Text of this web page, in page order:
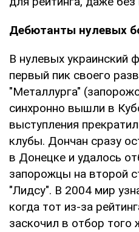
Дебютанты нулевых
В нулевых украинский
первый пик своего
"Металлурга"
синхронно вышли в
выступления
клубы. Дончан сразу
в Донецке и удалось
запорожцы на второй
"Лидсу". В 2004 мир
когда тот из-за
заскочил в отбор того